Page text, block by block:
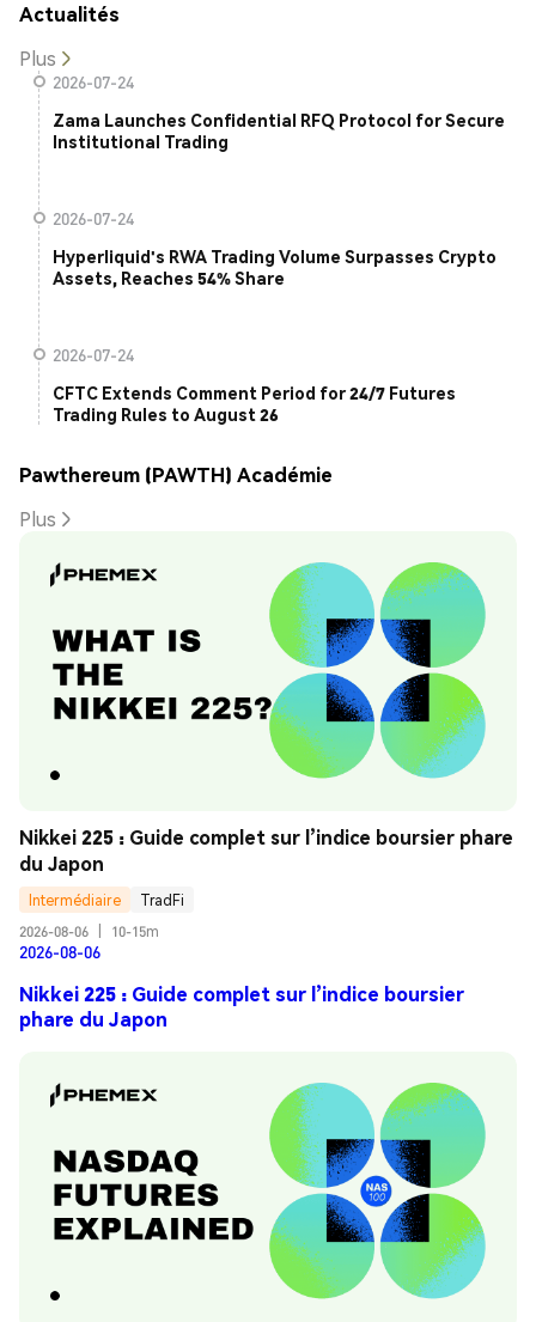
Actualités
Plus
2026-07-24
Zama Launches Confidential RFQ Protocol for Secure
Institutional Trading
2026-07-24
Hyperliquid's RWA Trading Volume Surpasses Crypto
Assets, Reaches 54% Share
2026-07-24
CFTC Extends Comment Period for 24/7 Futures
Trading Rules to August 26
Pawthereum (PAWTH) Académie
Plus
Nikkei 225 : Guide complet sur l’indice boursier phare
du Japon
Intermédiaire
TradFi
2026-08-06
10-15m
2026-08-06
Nikkei 225 : Guide complet sur l’indice boursier
phare du Japon